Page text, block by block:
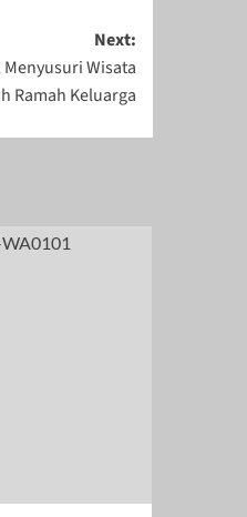
Next:
Wisata
Ramah Keluarga